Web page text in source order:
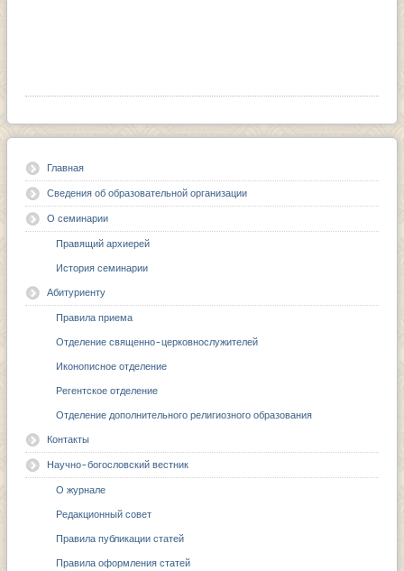
Главная
Сведения об образовательной организации
О семинарии
Правящий архиерей
История семинарии
Абитуриенту
Правила приема
Отделение священно-церковнослужителей
Иконописное отделение
Регентское отделение
Отделение дополнительного религиозного образования
Контакты
Научно-богословский вестник
О журнале
Редакционный совет
Правила публикации статей
Правила оформления статей